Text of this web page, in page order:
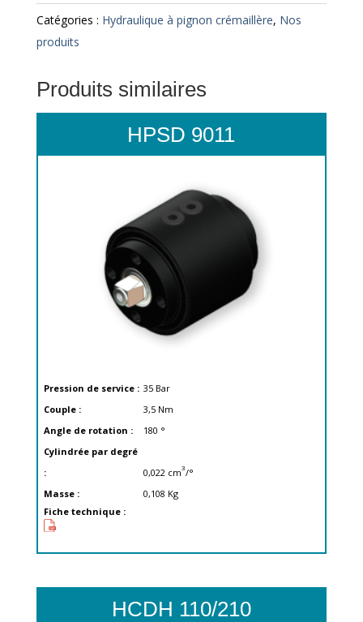
Catégories : Hydraulique à pignon crémaillère, Nos
produits
Produits similaires
HPSD 9011
Pression de service : 35 Bar
Couple :
3,5 Nm
Angle de rotation :
180 °
Cylindrée par degré
:
0,022 cm3/°
Masse :
0,108 Kg
Fiche technique :
HCDH 110/210